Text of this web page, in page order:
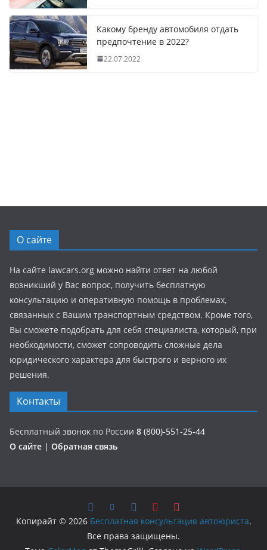
Какому бренду автомобиля отдать
предпочтение в 2022?
22.07.2022
О сайте
На сайте lawcars.org можно найти ответ на любой
возникший у Вас вопрос, получить бесплатную
консультацию и оперативную помощь в проблемах,
связанных с Вашим транспортным средством. Кроме того,
Вы сможете подобрать для себя специалиста, который, при
необходимости, сможет сопроводить сложные дела
юридического характера для быстрого и верного их
решения.
Контакты
Бесплатный звонок по России 8 (800)-551-25-44
О сайте | Обратная связь
Копирайт © 2026 Бесплатная консультация автоюриста.
Все права защищены.